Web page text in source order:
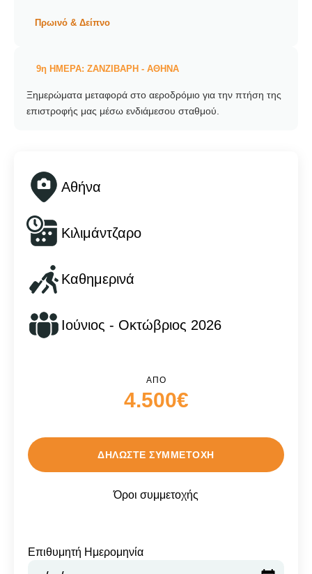
Πρωινό & Δείπνο
9η ΗΜΕΡΑ: ΖΑΝΖΙΒΑΡΗ - ΑΘΗΝΑ
Ξημερώματα μεταφορά στο αεροδρόμιο για την πτήση της
επιστροφής μας μέσω ενδιάμεσου σταθμού.
Αθήνα
Κιλιμάντζαρο
Καθημερινά
Ιούνιος - Οκτώβριος 2026
ΑΠΌ
4.500€
ΔΗΛΏΣΤΕ ΣΥΜΜΕΤΟΧΉ
Όροι συμμετοχής
Επιθυμητή Ημερομηνία